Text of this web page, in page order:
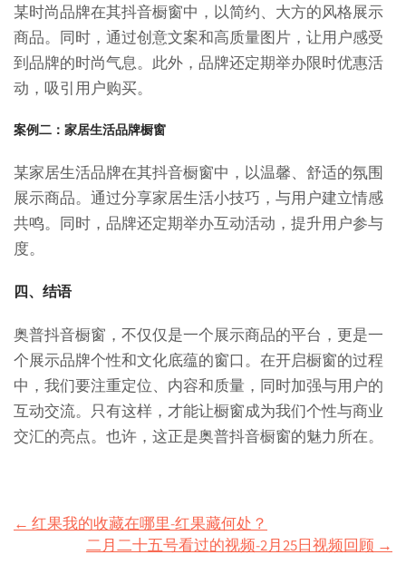
某时尚品牌在其抖音橱窗中，以简约、大方的风格展示
商品。同时，通过创意文案和高质量图片，让用户感受
到品牌的时尚气息。此外，品牌还定期举办限时优惠活
动，吸引用户购买。
案例二：家居生活品牌橱窗
某家居生活品牌在其抖音橱窗中，以温馨、舒适的氛围
展示商品。通过分享家居生活小技巧，与用户建立情感
共鸣。同时，品牌还定期举办互动活动，提升用户参与
度。
四、结语
奥普抖音橱窗，不仅仅是一个展示商品的平台，更是一
个展示品牌个性和文化底蕴的窗口。在开启橱窗的过程
中，我们要注重定位、内容和质量，同时加强与用户的
互动交流。只有这样，才能让橱窗成为我们个性与商业
交汇的亮点。也许，这正是奥普抖音橱窗的魅力所在。
Post
navigation
← 红果我的收藏在哪里-红果藏何处？
二月二十五号看过的视频-2月25日视频回顾 →